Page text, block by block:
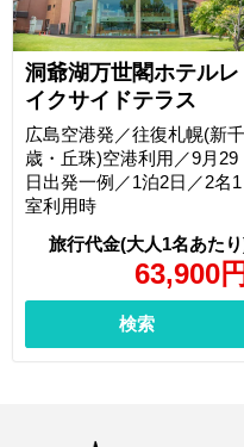
洞爺湖万世閣ホテルレ
イクサイドテラス
63,900円
広島空港発／往復札幌(新千
歳・丘珠)空港利用／9月29
日出発一例／1泊2日／2名1
室利用時
検索